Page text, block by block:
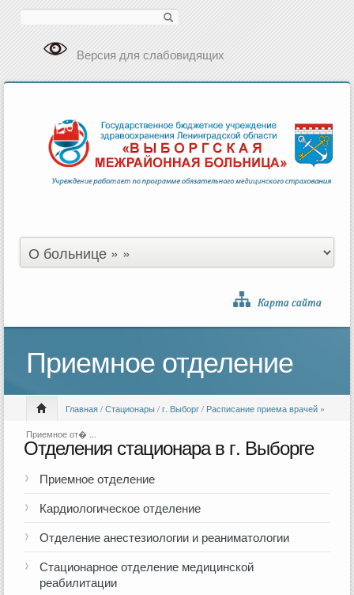
Версия для слабовидящих
Приемное отделение
Главная/Стационары/г. Выборг/ Расписание приема врачей »
Приемное от� ...
Отделения стационара в г. Выборге
Приемное отделение
Кардиологическое отделение
Отделение анестезиологии и реаниматологии
Стационарное отделение медицинской
реабилитации